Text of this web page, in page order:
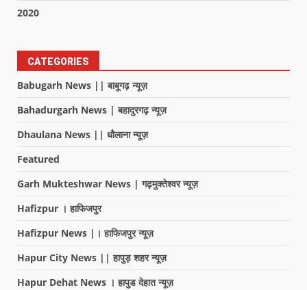
2020
CATEGORIES
Babugarh News || बाबूगढ़ न्यूज़
Bahadurgarh News | बहादुरगढ़ न्यूज़
Dhaulana News || धौलाना न्यूज़
Featured
Garh Mukteshwar News | गढ़मुक्तेश्वर न्यूज़
Hafizpur । हाफिजपुर
Hafizpur News |। हाफिजपुर न्यूज़
Hapur City News || हापुड़ शहर न्यूज़
Hapur Dehat News । हापुड देहात न्यूज़